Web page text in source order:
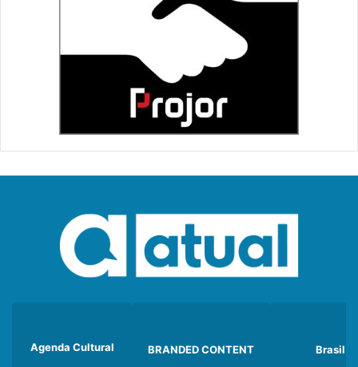
Agenda Cultural BRANDED CONTENT Brasil